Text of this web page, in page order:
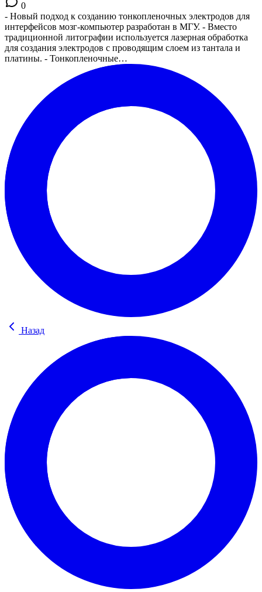
0
- Новый подход к созданию тонкопленочных электродов для
интерфейсов мозг-компьютер разработан в МГУ. - Вместо
традиционной литографии используется лазерная обработка
для создания электродов с проводящим слоем из тантала и
платины. - Тонкопленочные…
Назад